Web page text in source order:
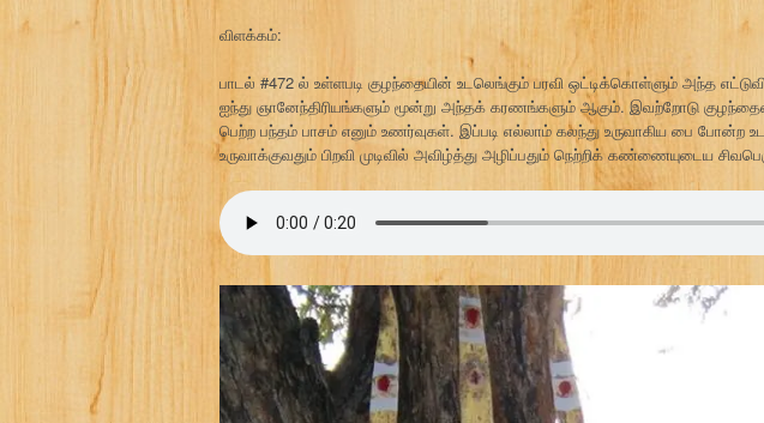
விளக்கம்:
பாடல் #472 ல் உள்ளபடி குழந்தையின் உடலெங்கும் பரவி ஒட்டிக்கொள்ளும் அந்த
ஐந்து ஞானேந்திரியங்களும் மூன்று அந்தக் கரணங்களும் ஆகும். இவற்றோடு
பெற்ற பந்தம் பாசம் எனும் உணர்வுகள். இப்படி எல்லாம் கலந்து உருவாகிய பை போன்ற
உருவாக்குவதும் பிறவி முடிவில் அவிழ்த்து அழிப்பதும் நெற்றிக் கண்ணையுடைய